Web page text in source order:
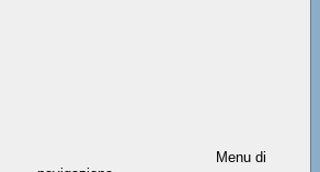
Menu di